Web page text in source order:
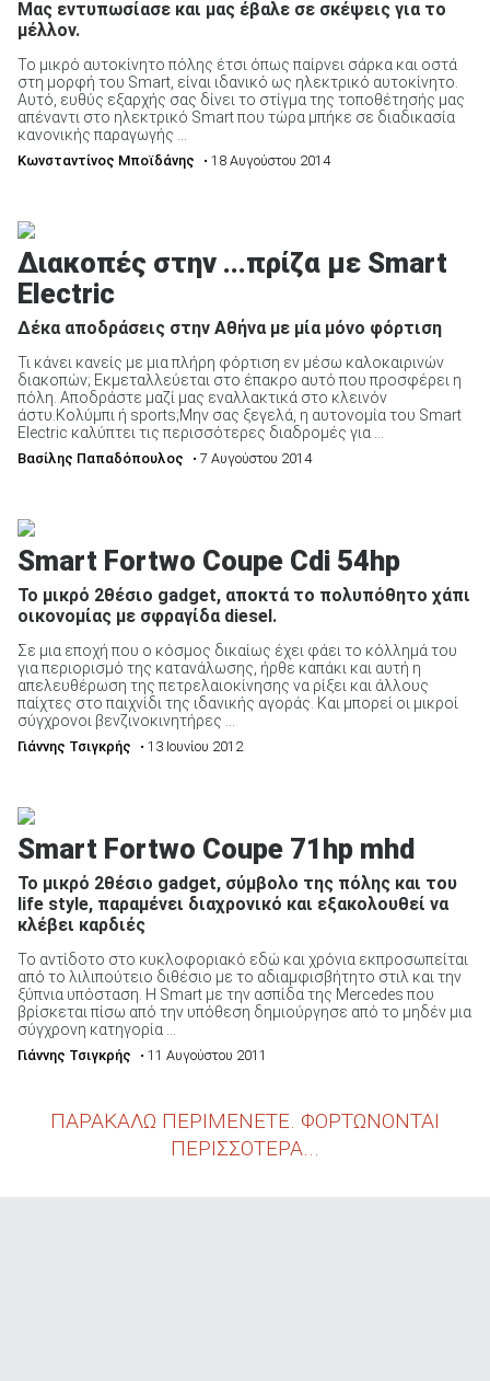
Μας εντυπωσίασε και μας έβαλε σε σκέψεις για το
μέλλον.
Το μικρό αυτοκίνητο πόλης έτσι όπως παίρνει σάρκα και οστά
στη μορφή του Smart, είναι ιδανικό ως ηλεκτρικό αυτοκίνητο.
Αυτό, ευθύς εξαρχής σας δίνει το στίγμα της τοποθέτησής μας
απέναντι στο ηλεκτρικό Smart που τώρα μπήκε σε διαδικασία
κανονικής παραγωγής ...
Κωνσταντίνος Μποϊδάνης • 18 Αυγούστου 2014
Διακοπές στην ...πρίζα με Smart
Electric
Δέκα αποδράσεις στην Αθήνα με μία μόνο φόρτιση
Τι κάνει κανείς με μια πλήρη φόρτιση εν μέσω καλοκαιρινών
διακοπών; Εκμεταλλεύεται στο έπακρο αυτό που προσφέρει η
πόλη. Αποδράστε μαζί μας εναλλακτικά στο κλεινόν
άστυ.Κολύμπι ή sports;Μην σας ξεγελά, η αυτονομία του Smart
Electric καλύπτει τις περισσότερες διαδρομές για ...
Βασίλης Παπαδόπουλος • 7 Αυγούστου 2014
Smart Fortwo Coupe Cdi 54hp
Το μικρό 2θέσιο gadget, αποκτά το πολυπόθητο χάπι
οικονομίας με σφραγίδα diesel.
Σε μια εποχή που ο κόσμος δικαίως έχει φάει το κόλλημά του
για περιορισμό της κατανάλωσης, ήρθε καπάκι και αυτή η
απελευθέρωση της πετρελαιοκίνησης να ρίξει και άλλους
παίχτες στο παιχνίδι της ιδανικής αγοράς. Και μπορεί οι μικροί
σύγχρονοι βενζινοκινητήρες ...
Γιάννης Τσιγκρής • 13 Ιουνίου 2012
Smart Fortwo Coupe 71hp mhd
Το μικρό 2θέσιο gadget, σύμβολο της πόλης και του
life style, παραμένει διαχρονικό και εξακολουθεί να
κλέβει καρδιές
Το αντίδοτο στο κυκλοφοριακό εδώ και χρόνια εκπροσωπείται
από το λιλιπούτειο διθέσιο με το αδιαμφισβήτητο στιλ και την
ξύπνια υπόσταση. Η Smart με την ασπίδα της Mercedes που
βρίσκεται πίσω από την υπόθεση δημιούργησε από το μηδέν μια
σύγχρονη κατηγορία ...
Γιάννης Τσιγκρής • 11 Αυγούστου 2011
ΠΑΡΑΚΑΛΩ ΠΕΡΙΜΕΝΕΤΕ. ΦΟΡΤΩΝΟΝΤΑΙ
ΠΕΡΙΣΣΟΤΕΡΑ...